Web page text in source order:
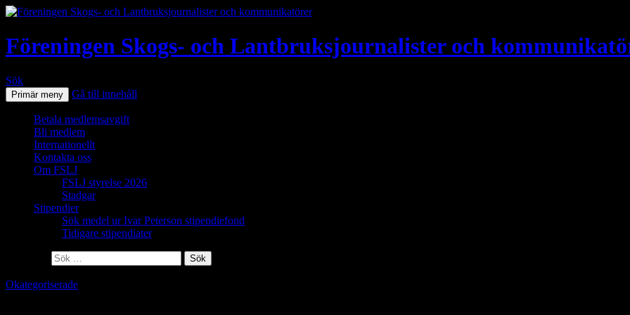
Föreningen Skogs- och Lantbruksjournalister och
Sök
Primär meny Gå till innehåll
Betala medlemsavgift
Bli medlem
Internationellt
Kontakta oss
Om FSLJ
FSLJ styrelse 2026
Stadgar
Stipendier
Sök medel ur Ivar Peterson stipendiefond
Tidigare stipendiater
Okategoriserade